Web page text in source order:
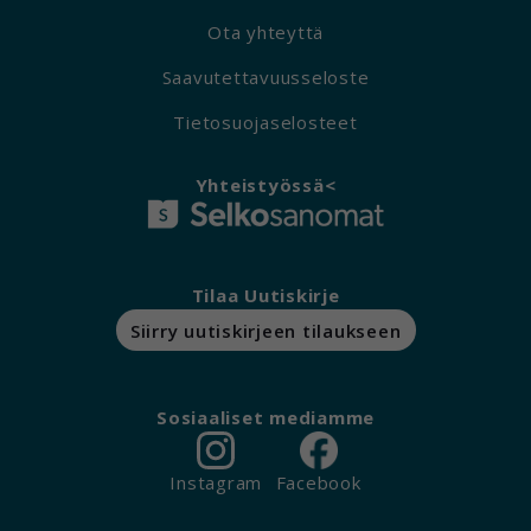
Ota yhteyttä
Saavutettavuusseloste
Tietosuojaselosteet
Yhteistyössä<
Tilaa Uutiskirje
Siirry uutiskirjeen tilaukseen
Sosiaaliset mediamme
Instagram Facebook